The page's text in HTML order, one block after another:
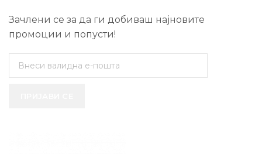
Зачлени се за да ги добиваш најновите
промоции и попусти!